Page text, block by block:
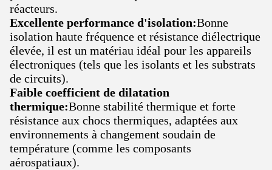
réacteurs.
Excellente performance d'isolation:Bonne
isolation haute fréquence et résistance diélectrique
élevée, il est un matériau idéal pour les appareils
électroniques (tels que les isolants et les substrats
de circuits).
Faible coefficient de dilatation
thermique:Bonne stabilité thermique et forte
résistance aux chocs thermiques, adaptées aux
environnements à changement soudain de
température (comme les composants
aérospatiaux).